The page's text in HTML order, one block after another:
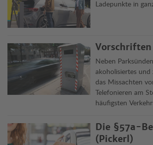
Ladepunkte in
Neben
akoholisiertes und
das Missachten
Telefonieren am
häufigsten
Vorschriften und
Österreich und im
Die §57a-
(Pickerl)